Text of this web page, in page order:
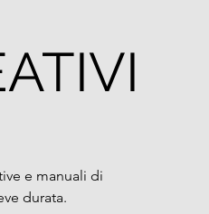
e manuali di
durata.